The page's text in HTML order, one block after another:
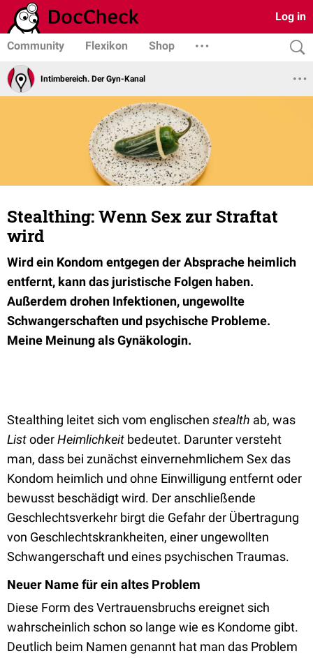
Log in
Community Flexikon Shop
Intimbereich. Der Gyn-Kanal
Stealthing: Wenn Sex zur Straftat
wird
Wird ein Kondom entgegen der Absprache heimlich
entfernt, kann das juristische Folgen haben.
Außerdem drohen Infektionen, ungewollte
Schwangerschaften und psychische Probleme.
Meine Meinung als Gynäkologin.
Stealthing leitet sich vom englischen stealth ab, was
ListoderHeimlichkeit bedeutet. Darunter versteht
man, dass bei zunächst einvernehmlichem Sex das
Kondom heimlich und ohne Einwilligung entfernt oder
bewusst beschädigt wird. Der anschließende
Geschlechtsverkehr birgt die Gefahr der Übertragung
von Geschlechtskrankheiten, einer ungewollten
Schwangerschaft und eines psychischen Traumas.
Neuer Name für ein altes Problem
Diese Form des Vertrauensbruchs ereignet sich
wahrscheinlich schon so lange wie es Kondome gibt.
Deutlich beim Namen genannt hat man das Problem